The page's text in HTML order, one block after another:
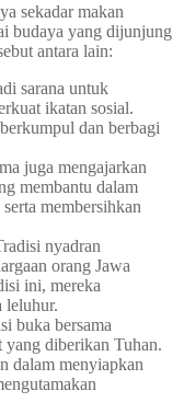
sekadar makan
budaya yang dijunjung
antara lain:
sarana untuk
ikatan sosial.
dan berbagi
juga mengajarkan
membantu dalam
membersihkan
nyadran
orang Jawa
ini, mereka
leluhur.
buka bersama
yang diberikan Tuhan.
dalam menyiapkan